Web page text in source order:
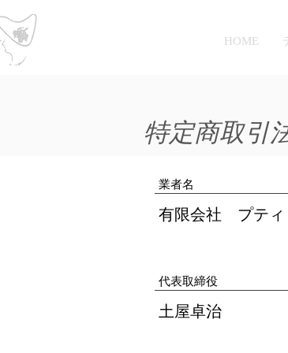
HOME
特定商取引
業者名
有限会社 プティ
代表取締役
土屋卓治